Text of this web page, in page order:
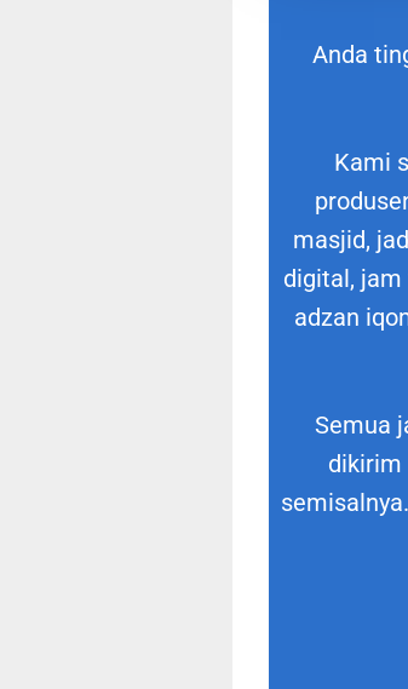
Anda
Kami
masjid,
digital,
adzan
Semua
dikirim